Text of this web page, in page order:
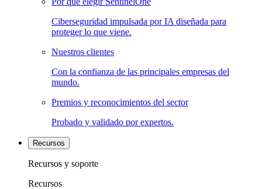
Ciberseguridad impulsada por IA diseñada para
proteger lo que viene.
Nuestros clientes
Con la confianza de las principales empresas del
mundo.
Premios y reconocimientos del sector
Probado y validado por expertos.
Recursos
Recursos y soporte
Recursos